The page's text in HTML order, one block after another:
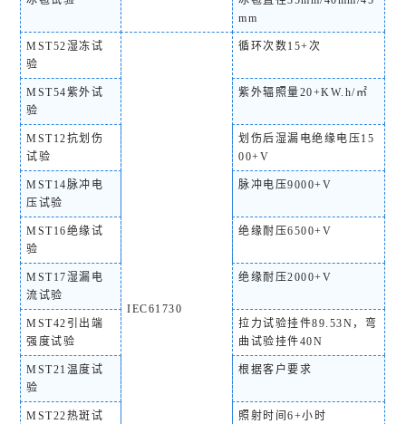
mm
MST52湿冻试
验
IEC61730
循环次数15+次
MST54紫外试
验
紫外辐照量20+KW.h/㎡
MST12抗划伤
试验
划伤后湿漏电绝缘电压15
00+V
MST14脉冲电
压试验
脉冲电压9000+V
MST16绝缘试
验
绝缘耐压6500+V
MST17湿漏电
流试验
绝缘耐压2000+V
MST42引出端
强度试验
拉力试验挂件89.53N，弯
曲试验挂件40N
MST21温度试
验
根据客户要求
MST22热斑试
照射时间6+小时